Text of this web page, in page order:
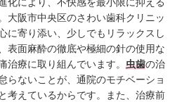
大阪市中央区のさわい歯科クリニッ
に寄り添い、少しでもリラックスし
表面麻酔の徹底や極細の針の使用な
治療に取り組んでいます。 虫歯の治
らないことが、通院のモチベーショ
考えているからです。また、治療前